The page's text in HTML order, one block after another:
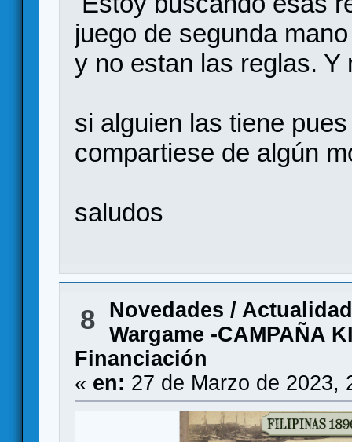
juego de segunda
y no estan las reglas. Y
si alguien las tiene
compartiese de algún
saludos
8
Novedades / Actualidad
Wargame -CAMPAÑA
Financiación
« en: 27 de Marzo de 2023,